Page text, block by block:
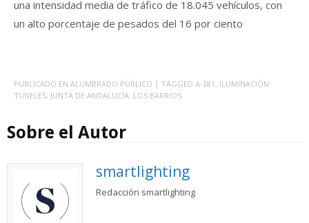
una intensidad media de tráfico de 18.045 vehículos, con
un alto porcentaje de pesados del 16 por ciento
PUBLICADO EN ALUMBRADO PÚBLICO | TAGGED A-381 , ILUMINACIÓN
TÚNELES, JUNTA DE ANDALUCÍA, LOS BARRIOS
Sobre el Autor
smartlighting
Redacción smartlighting